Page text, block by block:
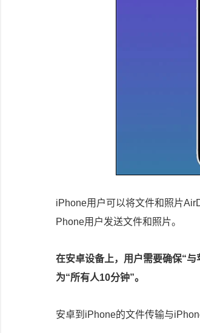
iPhone用户可以将文件和照片
Phone用户发送文件和照片。
在安卓设备上，用户需要确保“
为“所有人10分钟”。
安卓到iPhone的文件传输与